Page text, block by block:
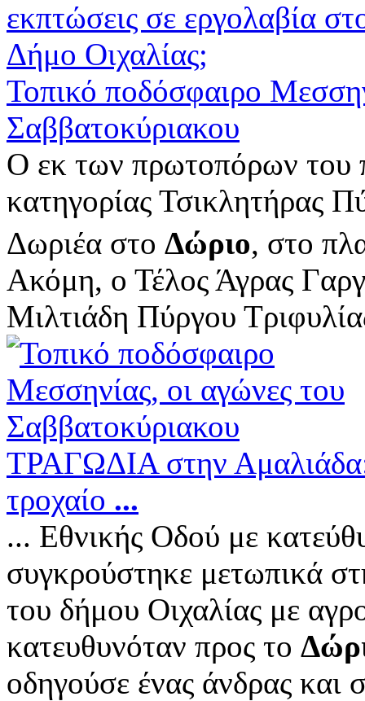
Τοπικό ποδόσφαιρο
Σαββατοκύριακου
Ο εκ των πρωτοπόρων του
κατηγορίας Τσικλητήρας
Δωριέα στο Δώριο, στο
Ακόμη, ο Τέλος Άγρας
Μιλτιάδη Πύργου
ΤΡΑΓΩΔΙΑ στην Αμαλιάδα:
τροχαίο ...
... Εθνικής Οδού με
συγκρούστηκε μετωπικά
του δήμου Οιχαλίας με
κατευθυνόταν προς το
οδηγούσε ένας άνδρας και